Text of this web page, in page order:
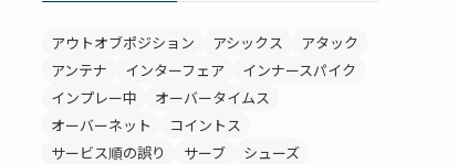
アウトオブポジション アシックス
アタック
アンテナ
インターフェア
インナースパイク
インプレー中
オーバータイムス
オーバーネット
コイントス
サービス順の誤り
サーブ
シューズ